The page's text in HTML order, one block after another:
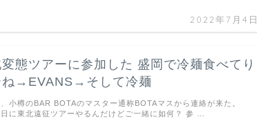
2022年7月4日
態ツアーに参加した 盛岡で冷麺食べてり
ね→EVANS→そして冷麺
小樽のBAR BOTAのマスター通称BOTAマスから連絡が来た。
日に東北遠征ツアーやるんだけどご一緒に如何？ 参 …